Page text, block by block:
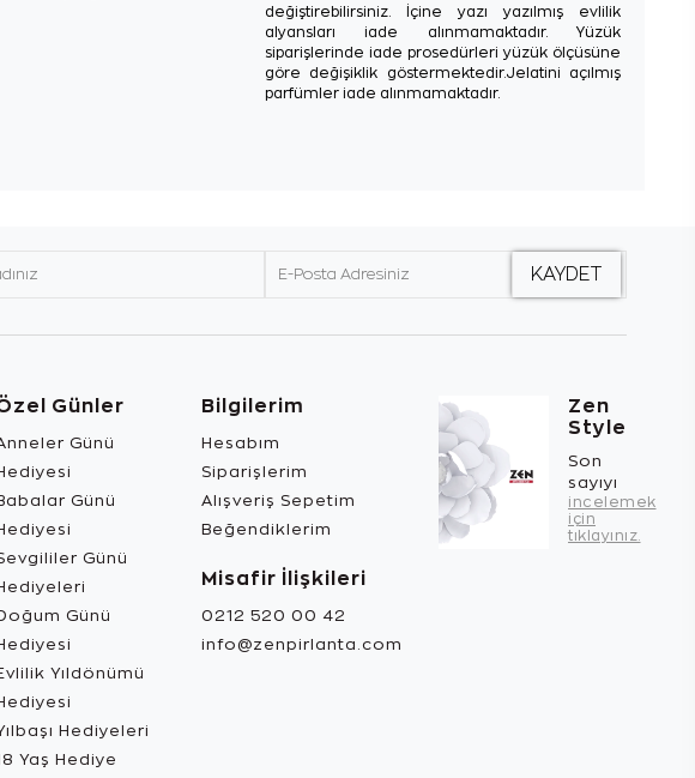
değiştirebilirsiniz. İçine yazı yazılmış evlilik
alyansları iade alınmamaktadır. Yüzük
siparişlerinde iade prosedürleri yüzük ölçüsüne
göre değişiklik göstermektedir.Jelatini açılmış
parfümler iade alınmamaktadır.
Günler
Günü
Günü
Günü
Günü
Yıldönümü
Hediyeleri
Yaş Hediye
Bilgilerim
Hesabım
Siparişlerim
Alışveriş Sepetim
Beğendiklerim
Misafir İlişkileri
0212 520 00 42
info@zenpirlanta.com
Zen
Style
Son
sayıyı
incelemek
için
tıklayınız.